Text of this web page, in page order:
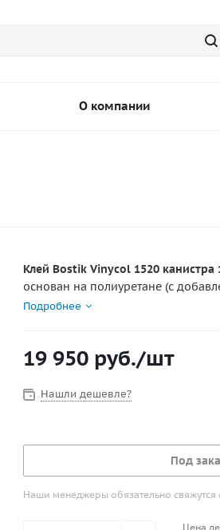
О компании
Клей Bostik Vinycol 1520 канистра
основан на полиуретане (с
растворителе. Он может
производства пневматических
Обращаем Ваше внимание! клей
Vinycol 1520) для склеивания
RFE 750. Оригинальная
Подробнее
19 950 руб./шт
Нашли дешевле?
Под
Наши менеджеры обязательно свяжутся
Цена